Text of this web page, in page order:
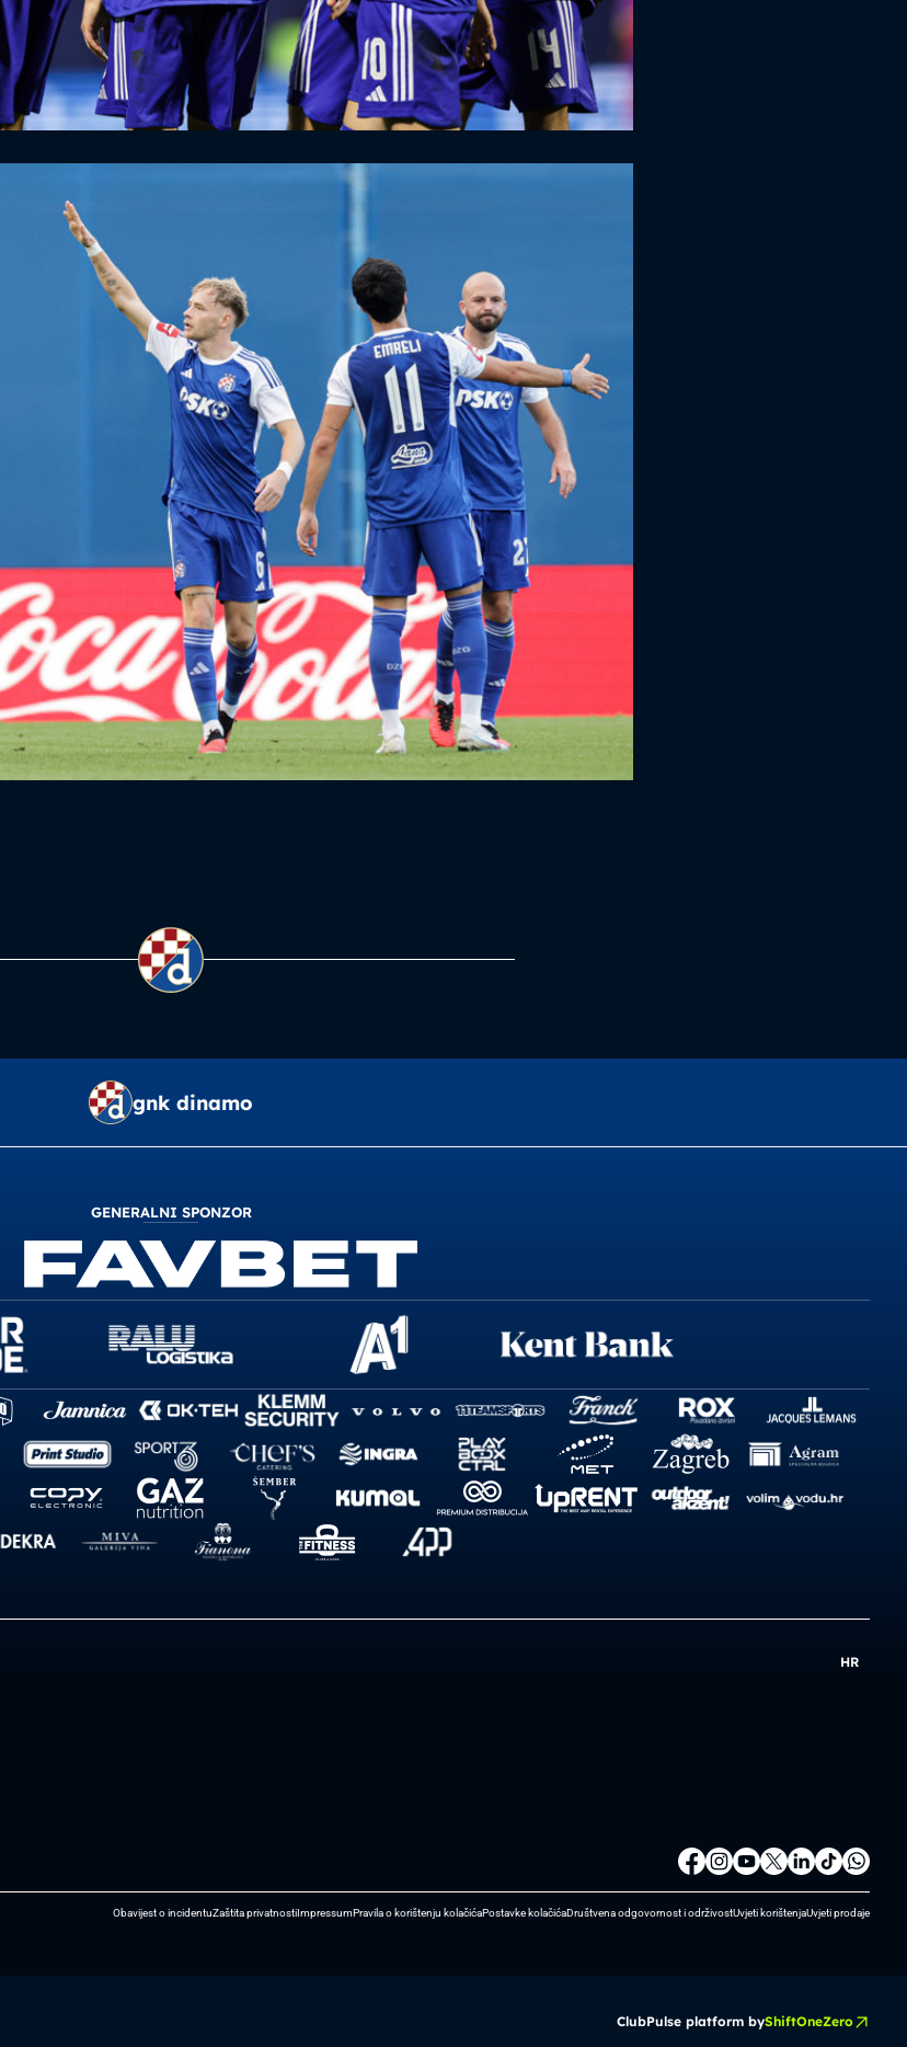
gnk dinamo
GENERALNI SPONZOR
HR
Obavijest o incidentuZaštita privatnostiImpressumPravila o korištenju kolačićaPostavke kolačićaDruštvena odgovornost i održivostUvjeti korištenjaUvjeti prodaje
ClubPulse platform byShiftOneZero